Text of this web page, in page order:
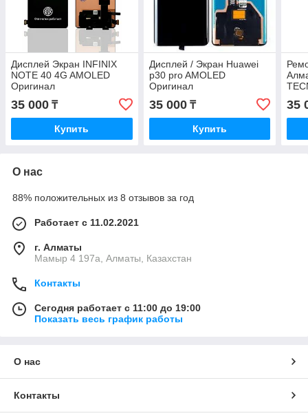
Дисплей Экран INFINIX
NOTE 40 4G AMOLED
Оригинал
35 000 ₸
Купить
Дисплей / Экран Huawei
p30 pro AMOLED
Оригинал
35 000₸
Купить
35
О нас
88% положительных из 8 отзывов за год
Работает с 11.02.2021
г. Алматы
Мамыр 4 197а, Алматы, Казахстан
Контакты
Сегодня работает с 11:00 до 19:00
Показать весь график работы
О нас
Контакты